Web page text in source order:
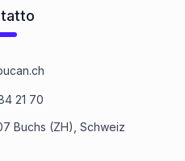
21 70
Buchs (ZH), Schweiz